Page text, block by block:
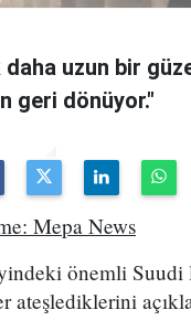
uzun bir
geri dönüyor."
Mepa News
önemli
ateşlediklerini